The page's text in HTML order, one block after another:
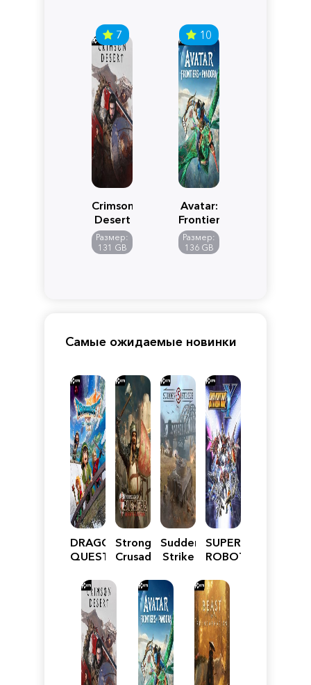
7
Crimson
Desert
Размер:
131 GB
10
Avatar:
Frontiers
of
Pandora
Размер:
136 GB
Самые ожидаемые новинки
DRAGON
QUEST
Reimagined
Stronghold
Crusader:
Edition
Sudden
Strike
SUPER
ROBOT
Y